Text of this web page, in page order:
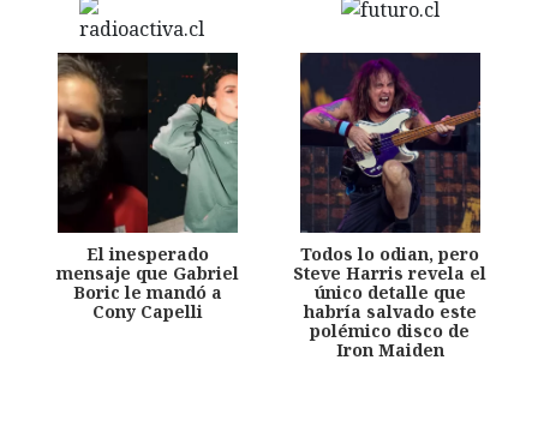
El inesperado
mensaje que Gabriel
Boric le mandó a
Cony Capelli
Todos lo odian, pero
Steve Harris revela el
único detalle que
habría salvado este
polémico disco de
Iron Maiden